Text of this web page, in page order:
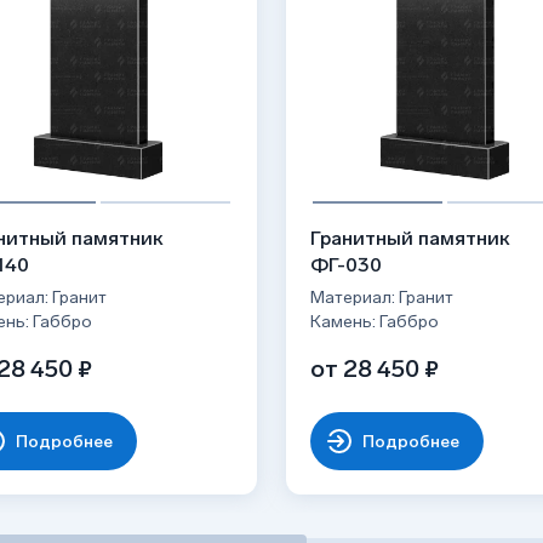
не выцветает на солнце,
десятилетия;
блеска;
с надгробными плитами и т.д.
памятник
Гранит
Габбро
450 ₽
Подробнее
Гранитный памятник
ФГ-030
Материал: Гранит
Камень: Габбро
от 28 450 ₽
Подробнее